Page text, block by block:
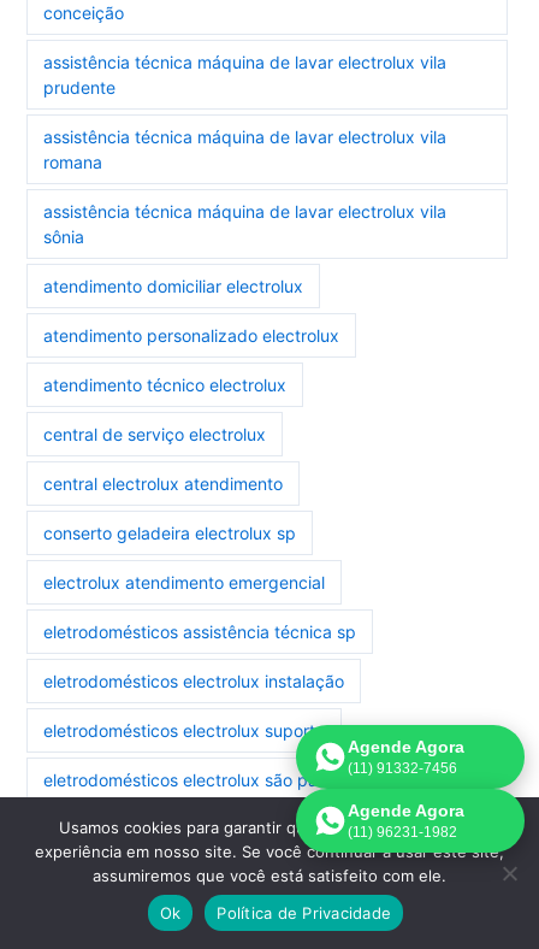
conceição
assistência técnica máquina de lavar electrolux vila
prudente
assistência técnica máquina de lavar electrolux vila
romana
assistência técnica máquina de lavar electrolux vila
sônia
atendimento domiciliar electrolux
atendimento personalizado electrolux
atendimento técnico electrolux
central de serviço electrolux
central electrolux atendimento
conserto geladeira electrolux sp
electrolux atendimento emergencial
eletrodomésticos assistência técnica sp
eletrodomésticos electrolux instalação
eletrodomésticos electrolux suporte
eletrodomésticos electrolux são paulo
eletrodomésticos manutenção electrolux
eletrodomésticos reparo electrolux
geladeira electrolux assistência são paulo
Agende Agora
(11) 91332-7456
Agende Agora
(11) 96231-1982
Usamos cookies para garantir que oferecemos a melhor
experiência em nosso site. Se você continuar a usar este site,
assumiremos que você está satisfeito com ele.
Ok
Política de Privacidade